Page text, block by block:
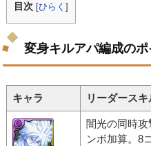
目次 [ひらく]
変身キルアパ編成のポ
キャラ リーダースキ
闇光の同時
ンボ加算。8